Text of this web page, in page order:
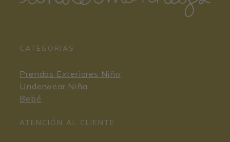
CATEGORIAS
Prendas Exteriores Niño
Underwear Niña
Bebé
ATENCIÓN AL CLIENTE